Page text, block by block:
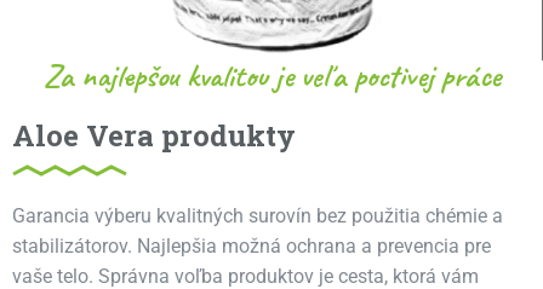
Za najlepšou kvalitou je veľa poctivej práce
Aloe Vera produkty
Garancia výberu kvalitných surovín bez použitia chémie a
stabilizátorov. Najlepšia možná ochrana a prevencia pre
vaše telo. Správna voľba produktov je cesta, ktorá vám